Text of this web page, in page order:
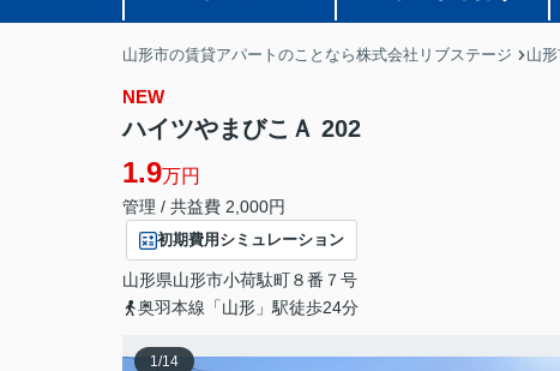
山形市の賃貸アパートのことなら株式会社リブステージ 山
NEW
ハイツやまびこＡ 202
1.9万円
管理 / 共益費 2,000円
初期費用シミュレーション
山形県山形市小荷駄町８番７号
奥羽本線「山形」駅徒歩24分
1/14